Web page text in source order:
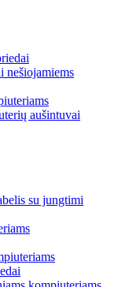
nešiojamiems
aušintuvai
su jungtimi